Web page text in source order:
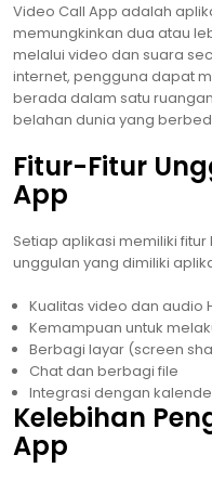
Video Call App adalah
memungkinkan dua atau
melalui video dan suara
internet, pengguna dapat
berada dalam satu
belahan dunia yang
Fitur-Fitur
App
Setiap aplikasi memiliki
unggulan yang dimiliki
Kualitas video dan audio
Kemampuan untuk
Berbagi layar (screen
Chat dan berbagi file
Integrasi dengan
Kelebihan
App